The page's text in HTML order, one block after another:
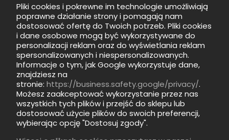
ZAPISZ SIĘ
Informacje
Pomoc
Kategorie
Pliki cookies i pokrewne im technologie umożliwiają
poprawne działanie strony i pomagają nam
dostosować ofertę do Twoich potrzeb. Pliki cookies
i dane osobowe mogą być wykorzystywane do
personalizacji reklam oraz do wyświetlania reklam
spersonalizowanych i niespersonalizowanych.
Informacje o tym, jak Google wykorzystuje dane,
znajdziesz na
stronie: https://business.safety.google/privacy/.
Możesz zaakceptować wykorzystanie przez nas
wszystkich tych plików i przejść do sklepu lub
dostosować użycie plików do swoich preferencji,
wybierając opcję "Dostosuj zgody".